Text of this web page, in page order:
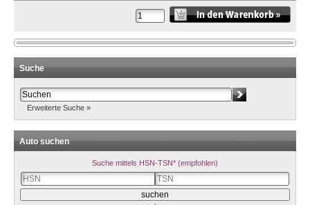
Suche
Erweiterte Suche »
Auto suchen
Suche mittels HSN-TSN* (empfohlen)